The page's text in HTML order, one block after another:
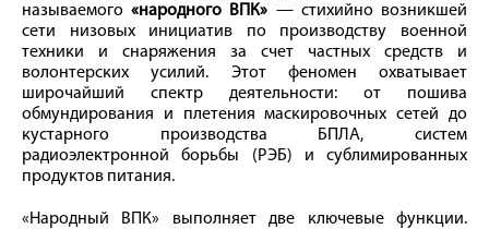
называемого«народного ВПК» — стихийно возникшей
сети низовых инициатив по производству военной
техники и снаряжения за счет частных средств и
волонтерских усилий. Этот феномен охватывает
широчайший спектр деятельности: от пошива
обмундирования и плетения маскировочных сетей до
кустарного производства БПЛА, систем
радиоэлектронной борьбы (РЭБ) и сублимированных
продуктов питания.
«Народный ВПК» выполняет две ключевые функции.